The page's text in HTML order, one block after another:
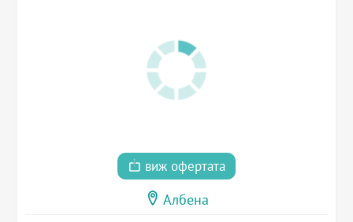
виж офертата
Албена